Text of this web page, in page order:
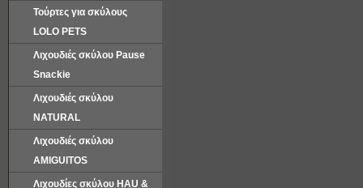
Τούρτες για σκύλους
LOLO PETS
Λιχουδιές σκύλου Pause
Snackie
Λιχουδιές σκύλου
NATURAL
Λιχουδιές σκύλου
AMIGUITOS
Λιχουδίες σκύλου HAU &